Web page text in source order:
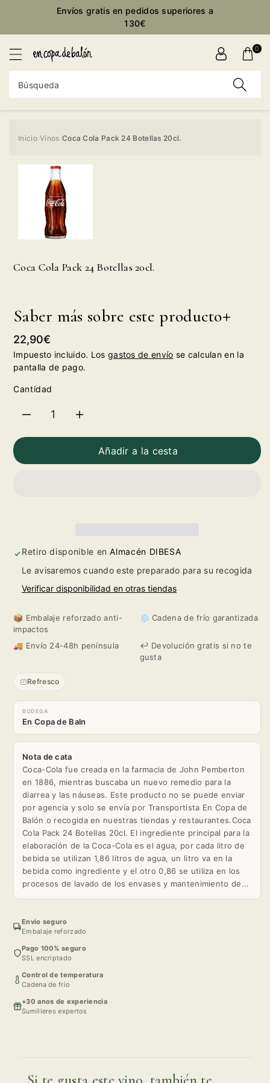
Envíos gratis en pedidos superiores a
130€
Búsqueda
0
Inicio›Vinos Coca Cola Pack 24 Botellas 20cl.
producto
Coca Cola Pack 24 Botellas 20cl.
Saber más sobre este producto
Precio
habitual
22,90€
Impuesto incluido. Los gastos de envío se calculan en la
pantalla de pago.
Cantidad
Pack
24
20cl.
cantidad
Pack
24
Añadir a la cesta
Retiro disponible enAlmacén DIBESA
Le avisaremos cuando este preparado para su recogida
Verificar disponibilidad en otras tiendas
📦 Embalaje reforzado anti-
impactos
❄️ Cadena de frío garantizada
🚚 Envío 24-48h península
↩️ Devolución gratis si no te
gusta
Refresco
BODEGA
En Copa de Baln
Nota de cata
Coca-Cola fue creada en la farmacia de John Pemberton
en 1886, mientras buscaba un nuevo remedio para la
diarrea y las náuseas. Este producto no se puede enviar
por agencia y solo se envía por Transportista En Copa de
Balón o recogida en nuestras tiendas y restaurantes.Coca
Cola Pack 24 Botellas 20cl. El ingrediente principal para la
elaboración de la Coca-Cola es el agua, por cada litro de
bebida se utilizan 1,86 litros de agua, un litro va en la
bebida como ingrediente y el otro 0,86 se utiliza en los
procesos de lavado de los envases y mantenimiento de...
Envio seguro
Embalaje reforzado
Pago 100% seguro
SSL encriptado
Control de temperatura
Cadena de frio
+30 anos de experiencia
Sumilleres expertos